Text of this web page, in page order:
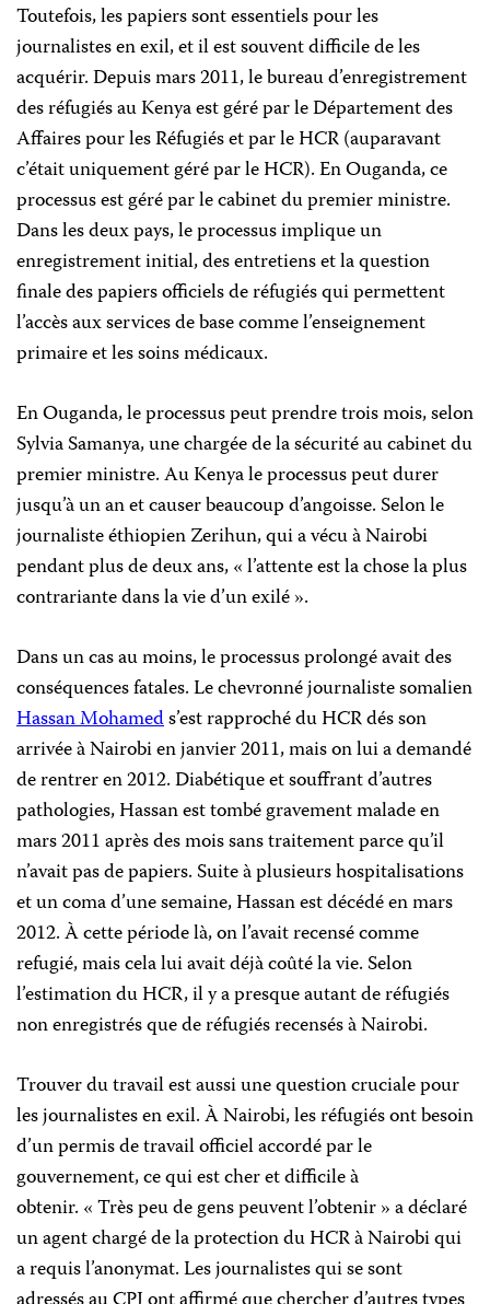
Toutefois, les papiers sont essentiels pour les
journalistes en exil, et il est souvent difficile de les
acquérir. Depuis mars 2011, le bureau d’enregistrement
des réfugiés au Kenya est géré par le Département des
Affaires pour les Réfugiés et par le HCR (auparavant
c’était uniquement géré par le HCR). En Ouganda, ce
processus est géré par le cabinet du premier ministre.
Dans les deux pays, le processus implique un
enregistrement initial, des entretiens et la question
finale des papiers officiels de réfugiés qui permettent
l’accès aux services de base comme l’enseignement
primaire et les soins médicaux.
En Ouganda, le processus peut prendre trois mois, selon
Sylvia Samanya, une chargée de la sécurité au cabinet du
premier ministre. Au Kenya le processus peut durer
jusqu’à un an et causer beaucoup d’angoisse. Selon le
journaliste éthiopien Zerihun, qui a vécu à Nairobi
pendant plus de deux ans, « l’attente est la chose la plus
contrariante dans la vie d’un exilé ».
Dans un cas au moins, le processus prolongé avait des
conséquences fatales. Le chevronné journaliste somalien
Hassan Mohameds’est rapproché du HCR dés son
arrivée à Nairobi en janvier 2011, mais on lui a demandé
de rentrer en 2012. Diabétique et souffrant d’autres
pathologies, Hassan est tombé gravement malade en
mars 2011 après des mois sans traitement parce qu’il
n’avait pas de papiers. Suite à plusieurs hospitalisations
et un coma d’une semaine, Hassan est décédé en mars
2012. À cette période là, on l’avait recensé comme
refugié, mais cela lui avait déjà coûté la vie. Selon
l’estimation du HCR, il y a presque autant de réfugiés
non enregistrés que de réfugiés recensés à Nairobi.
Trouver du travail est aussi une question cruciale pour
les journalistes en exil. À Nairobi, les réfugiés ont besoin
d’un permis de travail officiel accordé par le
gouvernement, ce qui est cher et difficile à
obtenir. « Très peu de gens peuvent l’obtenir » a déclaré
un agent chargé de la protection du HCR à Nairobi qui
a requis l’anonymat. Les journalistes qui se sont